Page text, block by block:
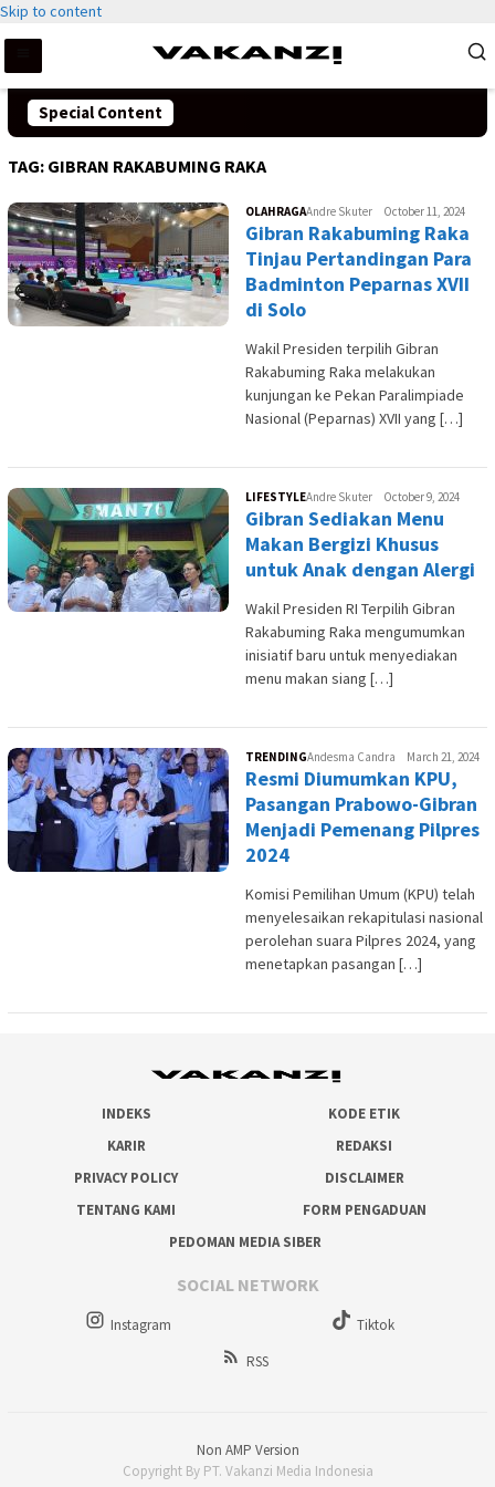
Skip to content
Special Content
TAG: GIBRAN RAKABUMING RAKA
OLAHRAGAAndre Skuter October 11, 2024
Gibran Rakabuming Raka
Tinjau Pertandingan Para
Badminton Peparnas XVII
di Solo
Wakil Presiden terpilih Gibran
Rakabuming Raka melakukan
kunjungan ke Pekan Paralimpiade
Nasional (Peparnas) XVII yang […]
LIFESTYLEAndre Skuter October 9, 2024
Gibran Sediakan Menu
Makan Bergizi Khusus
untuk Anak dengan Alergi
Wakil Presiden RI Terpilih Gibran
Rakabuming Raka mengumumkan
inisiatif baru untuk menyediakan
menu makan siang […]
TRENDINGAndesma Candra March 21, 2024
Resmi Diumumkan KPU,
Pasangan Prabowo-Gibran
Menjadi Pemenang Pilpres
2024
Komisi Pemilihan Umum (KPU) telah
menyelesaikan rekapitulasi nasional
perolehan suara Pilpres 2024, yang
menetapkan pasangan […]
INDEKS
KODE ETIK
KARIR
REDAKSI
PRIVACY POLICY
DISCLAIMER
TENTANG KAMI
FORM PENGADUAN
PEDOMAN MEDIA SIBER
SOCIAL NETWORK
Instagram
Tiktok
RSS
Non AMP Version
Copyright By PT. Vakanzi Media Indonesia